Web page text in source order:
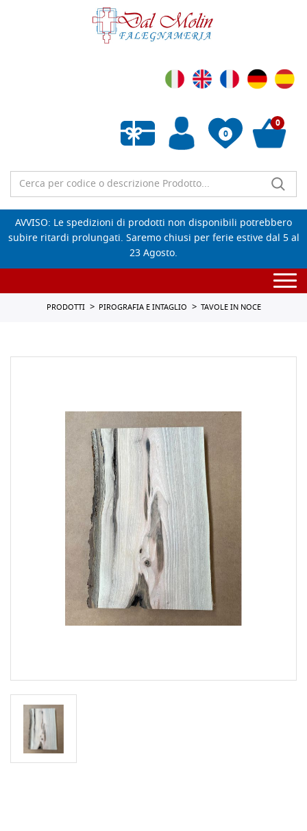
0
Wishlist vuota
0
AVVISO: Le spedizioni di prodotti non disponibili potrebbero
subire ritardi prolungati. Saremo chiusi per ferie estive dal 5 al
23 Agosto.
PRODOTTI PIROGRAFIA E INTAGLIO TAVOLE IN NOCE